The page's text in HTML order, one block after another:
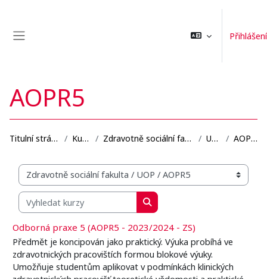
Přihlášení
AOPR5
Titulní stránka Kurzy Zdravotně sociální fakulta UOP AOPR5
Organizační struktura kurzů
Vyhledat kurzy
Vyhledat kurzy
Odborná praxe 5 (AOPR5 - 2023/2024 - ZS)
Předmět je koncipován jako praktický. Výuka probíhá ve
zdravotnických pracovištích formou blokové výuky.
Umožňuje studentům aplikovat v podmínkách klinických